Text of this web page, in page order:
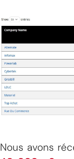
Nous avons